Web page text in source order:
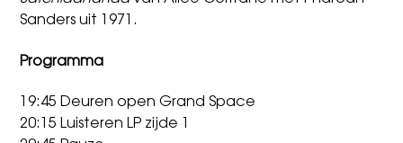
Sanders uit 1971.
Programma
19:45 Deuren open Grand Space
20:15 Luisteren LP zijde 1